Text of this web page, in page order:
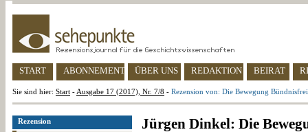
START ABONNEMENT ÜBER UNS REDAKTION BEIRAT
Sie sind hier: Start - Ausgabe 17 (2017), Nr. 7/8 - Rezension von: Die Bewegung
Rezension
Jürgen Dinkel: Die